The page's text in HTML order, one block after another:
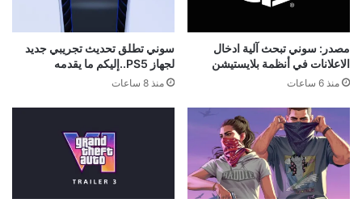
مصدر: سوني تبحث آلية ادخال
الاعلانات في أنظمة بلايستيشن
منذ 6 ساعات
سوني تطلق تحديث تجريبي جديد
لجهاز PS5..إليكم ما يقدمه
منذ 8 ساعات